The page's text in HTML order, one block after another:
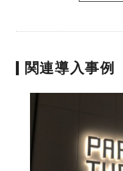
関連導入事例